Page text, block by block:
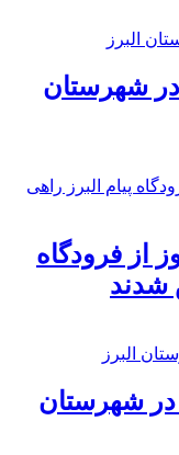
در شهرستان
از فرودگاه
شدند
در شهرستان